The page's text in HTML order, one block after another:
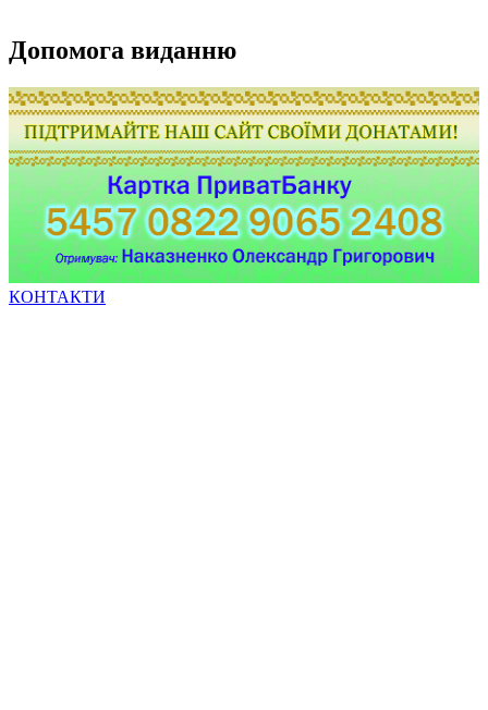
Допомога виданню
КОНТАКТИ